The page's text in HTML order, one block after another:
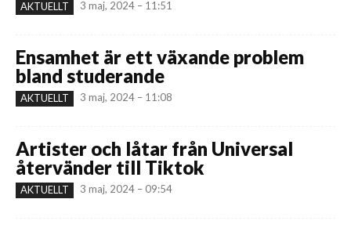
AKTUELLT 3 maj, 2024 – 11:51
Ensamhet är ett växande problem
bland studerande
AKTUELLT 3 maj, 2024 – 11:08
Artister och låtar från Universal
återvänder till Tiktok
AKTUELLT 3 maj, 2024 – 09:54